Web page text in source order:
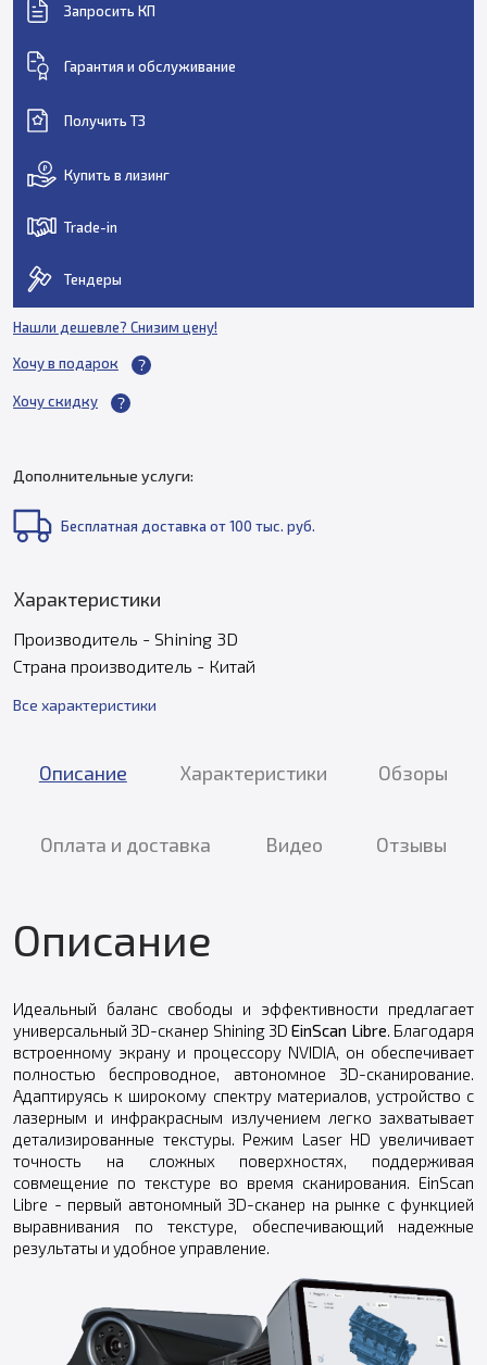
Запросить КП
Гарантия и обслуживание
Получить ТЗ
Купить в лизинг
Trade-in
Тендеры
Нашли дешевле? Снизим цену!
Хочу в подарок
Хочу скидку
Дополнительные услуги:
Бесплатная доставка от 100 тыс. руб.
Характеристики
Производитель - Shining 3D
Страна производитель - Китай
Все характеристики
Описание Характеристики Обзоры
Оплата и доставка Видео Отзывы
Описание
Идеальный баланс свободы и эффективности предлагает
универсальный 3D-сканер Shining 3DEinScan Libre. Благодаря
встроенному экрану и процессору NVIDIA, он обеспечивает
полностью беспроводное, автономное 3D-сканирование.
Адаптируясь к широкому спектру материалов, устройство с
лазерным и инфракрасным излучением легко захватывает
детализированные текстуры. Режим Laser HD увеличивает
точность на сложных поверхностях, поддерживая
совмещение по текстуре во время сканирования. EinScan
Libre - первый автономный 3D-сканер на рынке с функцией
выравнивания по текстуре, обеспечивающий надежные
результаты и удобное управление.